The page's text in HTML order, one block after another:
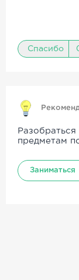
Спасибо
предметам
Заниматься